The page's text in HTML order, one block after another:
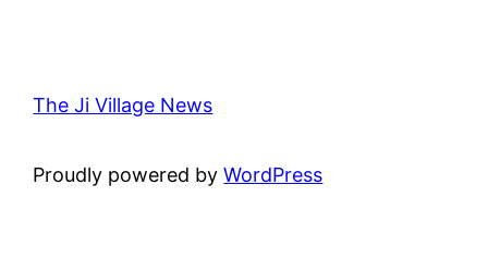
The Ji Village News
Proudly powered byWordPress